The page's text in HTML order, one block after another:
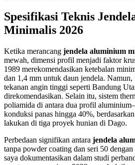
Spesifikasi Teknis
Minimalis 2026
Ketika merancang jendela aluminium
mewah, dimensi profil menjadi faktor
1989 merekomendasikan ketebalan
dan 1,4 mm untuk daun jendela. Namun,
tekanan angin tinggi seperti Bandung
direkomendasikan. Selain itu, sistem
poliamida di antara dua profil
konduksi panas hingga 40%,
lakukan di tiga proyek hunian di Dago.
Perbedaan signifikan antara jendela
tanpa powder coating dan seri 50
saya dokumentasikan dalam studi